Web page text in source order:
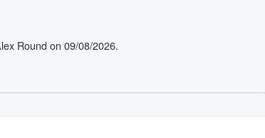
Round on 09/08/2026.